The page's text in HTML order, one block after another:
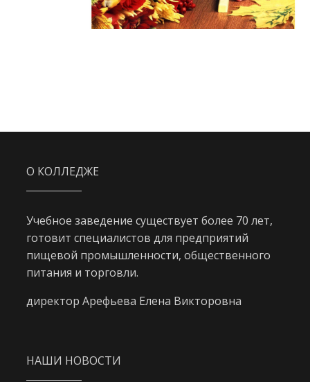
О КОЛЛЕДЖЕ
Учебное заведение существует более 70 лет,
готовит специалистов для предприятий
пищевой промышленности, общественного
питания и торговли.
директор Арефьева Елена Викторовна
НАШИ НОВОСТИ